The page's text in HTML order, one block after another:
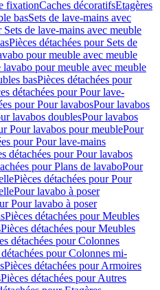
fixationCaches décoratifsEtagères
basSets de lave-mains avec
Sets de lave-mains avec meuble
Pièces détachées pour Sets de
pour meuble avec meuble
lavabo pour meuble avec meuble
basPièces détachées pour
détachées pour Pour lave-
pour Pour lavabosPour lavabos
lavabos doublesPour lavabos
Pour lavabos pour meublePour
pour Pour lave-mains
détachées pour Pour lavabos
pour Plans de lavaboPour
Pièces détachées pour Pour
Pour lavabo à poser
Pour lavabo à poser
Pièces détachées pour Meubles
Pièces détachées pour Meubles
détachées pour Colonnes
détachées pour Colonnes mi-
Pièces détachées pour Armoires
Pièces détachées pour Autres